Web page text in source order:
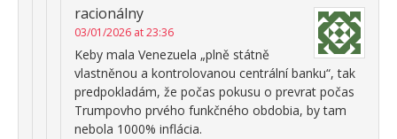
racionálny
03/01/2026 at 23:36
Keby mala Venezuela „plně státně
vlastněnou a kontrolovanou centrální banku“, tak
predpokladám, že počas pokusu o prevrat počas
Trumpovho prvého funkčného obdobia, by tam
nebola 1000% inflácia.